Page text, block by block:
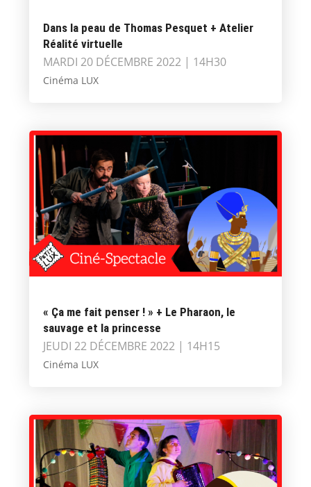
Dans la peau de Thomas Pesquet + Atelier
Réalité virtuelle
MARDI 20 DÉCEMBRE 2022 | 14H30
Cinéma LUX
« Ça me fait penser ! » + Le Pharaon, le
sauvage et la princesse
JEUDI 22 DÉCEMBRE 2022 | 14H15
Cinéma LUX